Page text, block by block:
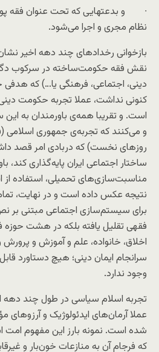
∙ و بدعتهایی که تحت عنوان فقه
نظام مجری و اجرا می‌شود.
بازخوانی رخدادهای چند دهه اخیر
نقش فقه حکومت‌ساخته در سرکوب
دینی، اجتماعی، فرهنگی یا…) که هدفی
کنونی نداشت، عملا تجربه حکومت
است. و تقریبا همه‌ی باورمندان به
و می‌کنند که تجربه‌ی جمهوری اسلامی
روزهای نخست) که دربادی امر قصد
ساختار اجتماعی ایران پایه‌گذاری کند،
مناسبت‌سازی‌های تحمیلی، استفاده از
نتیجه عکس داده است و در نهایت،
برای سیستم‌سازی اجتماعی مبتنی بر
فقهی تقلیل یافته بلکه در هشت
اخلاق، خانواده، علم و آموزش و
سرانجام ایمان دینی؛ هیچ دستاورد
وجود ندارد.
تجربه اسلام سیاسی در طول چند دهه
عملا آرمان‌های ایدئولوژیک و
شده است. نمونه بارز این مفهوم
که فرجام آن به منازعات خون‌بار و